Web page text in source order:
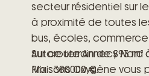
secteur résidentiel sur le
à proximité de toutes
bus, écoles,
Autoroute Annecy Nord
Prix : 380000 €.
Sur ce terrain de 593 m² à
Maisons Oxygène vous